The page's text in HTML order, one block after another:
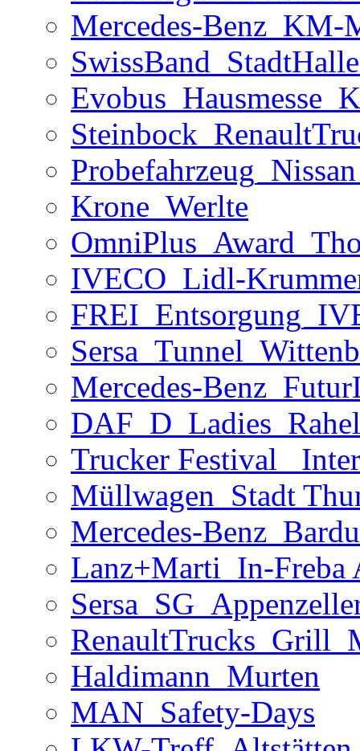
Mercedes-Benz_KM-
Krone_Werlte
IVECO_Lidl-
Mercedes-
Trucker Festival_
Müllwagen_Stadt
Mercedes-
Lanz+Marti_In-Freba
Haldimann_Murten
MAN_Safety-Days